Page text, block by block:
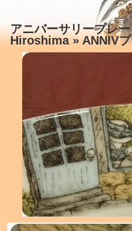
アニバーサリープレ
Hiroshima» ANNIV